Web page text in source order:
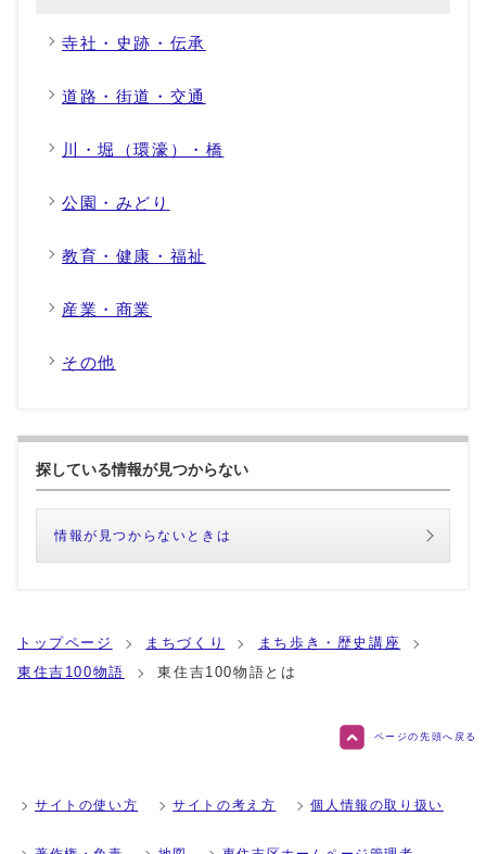
寺社・史跡・伝承
道路・街道・交通
川・堀（環濠）・橋
公園・みどり
教育・健康・福祉
産業・商業
その他
探している情報が見つからない
情報が見つからないときは
トップページ まちづくり
まち歩き・歴史講座
東住吉100物語
東住吉100物語とは
ページの先頭へ戻る
サイトの使い方 サイトの考え方 個人情報の取り扱い